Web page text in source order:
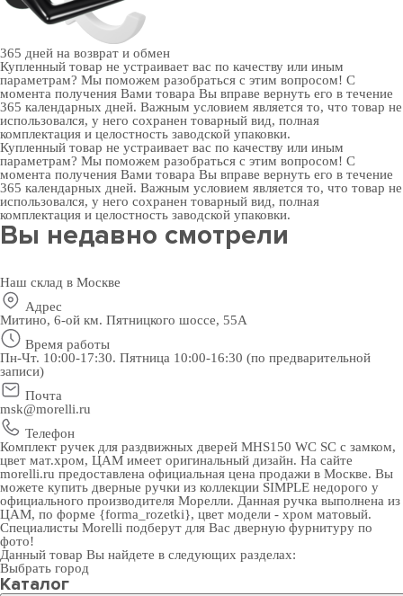
365 дней на возврат и обмен
Купленный товар не устраивает вас по качеству или иным
параметрам? Мы поможем разобраться с этим вопросом! С
момента получения Вами товара Вы вправе вернуть его в течение
365 календарных дней. Важным условием является то, что товар не
использовался, у него сохранен товарный вид, полная
комплектация и целостность заводской упаковки.
Купленный товар не устраивает вас по качеству или иным
параметрам? Мы поможем разобраться с этим вопросом! С
момента получения Вами товара Вы вправе вернуть его в течение
365 календарных дней. Важным условием является то, что товар не
использовался, у него сохранен товарный вид, полная
комплектация и целостность заводской упаковки.
Вы недавно смотрели
Наш склад в Москве
Адрес
Митино, 6-ой км. Пятницкого шоссе, 55А
Время работы
Пн-Чт. 10:00-17:30. Пятница 10:00-16:30 (по предварительной
записи)
Почта
msk@morelli.ru
Телефон
Комплект ручек для раздвижных дверей MHS150 WC SC с замком,
цвет мат.хром, ЦАМ имеет оригинальный дизайн. На сайте
morelli.ru предоставлена официальная цена продажи в Москве. Вы
можете купить дверные ручки из коллекции SIMPLE недорого у
официального производителя Морелли. Данная ручка выполнена из
ЦАМ, по форме {forma_rozetki}, цвет модели - хром матовый.
Специалисты Morelli подберут для Вас дверную фурнитуру по
фото!
Данный товар Вы найдете в следующих разделах:
Выбрать город
Каталог